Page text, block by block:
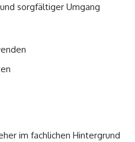
sorgfältiger Umgang
im fachlichen Hintergrund